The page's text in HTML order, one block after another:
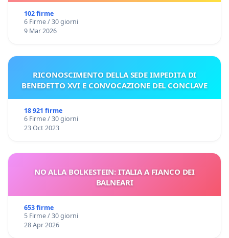
102 firme
6 Firme / 30 giorni
9 Mar 2026
RICONOSCIMENTO DELLA SEDE IMPEDITA DI
BENEDETTO XVI E CONVOCAZIONE DEL CONCLAVE
18 921 firme
6 Firme / 30 giorni
23 Oct 2023
NO ALLA BOLKESTEIN: ITALIA A FIANCO DEI
BALNEARI
653 firme
5 Firme / 30 giorni
28 Apr 2026